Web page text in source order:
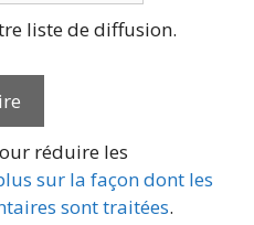
liste de diffusion.
réduire les
sur la façon dont les
sont traitées.